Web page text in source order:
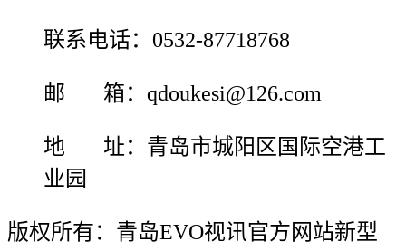
联系电话：0532-87718768
邮 箱：qdoukesi@126.com
地 址：青岛市城阳区国际空港工
业园
版权所有：青岛EVO视讯官方网站新型